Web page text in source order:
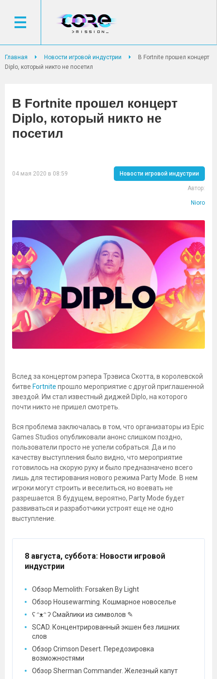
Главная Новости игровой индустрии
В Fortnite прошел концерт
Diplo, который никто не посетил
В Fortnite прошел концерт
Diplo, который никто не
посетил
04 мая 2020 в 08:59 Новости игровой индустрии
Автор:
Nioro
Вслед за концертом рэпера Трэвиса Скотта, в королевской
битве Fortnite прошло мероприятие с другой приглашенной
звездой. Им стал известный диджей Diplo, на которого
почти никто не пришел смотреть.
Вся проблема заключалась в том, что организаторы из Epic
Games Studios опубликовали анонс слишком поздно,
пользователи просто не успели собраться. Да и по
качеству выступления было видно, что мероприятие
готовилось на скорую руку и было предназначено всего
лишь для тестирования нового режима Party Mode. В нем
игроки могут строить и веселиться, но воевать не
разрешается. В будущем, вероятно, Party Mode будет
развиваться и разработчики устроят еще не одно
выступление.
8 августа, суббота: Новости игровой
индустрии
Обзор Memolith: Forsaken By Light
Обзор Housewarming. Кошмарное новоселье
ʕ ᵔᴥᵔ ʔ Смайлики из символов ✎
SCAD. Концентрированный экшен без лишних
слов
Обзор Crimson Desert. Передозировка
возможностями
Обзор Sherman Commander. Железный капут